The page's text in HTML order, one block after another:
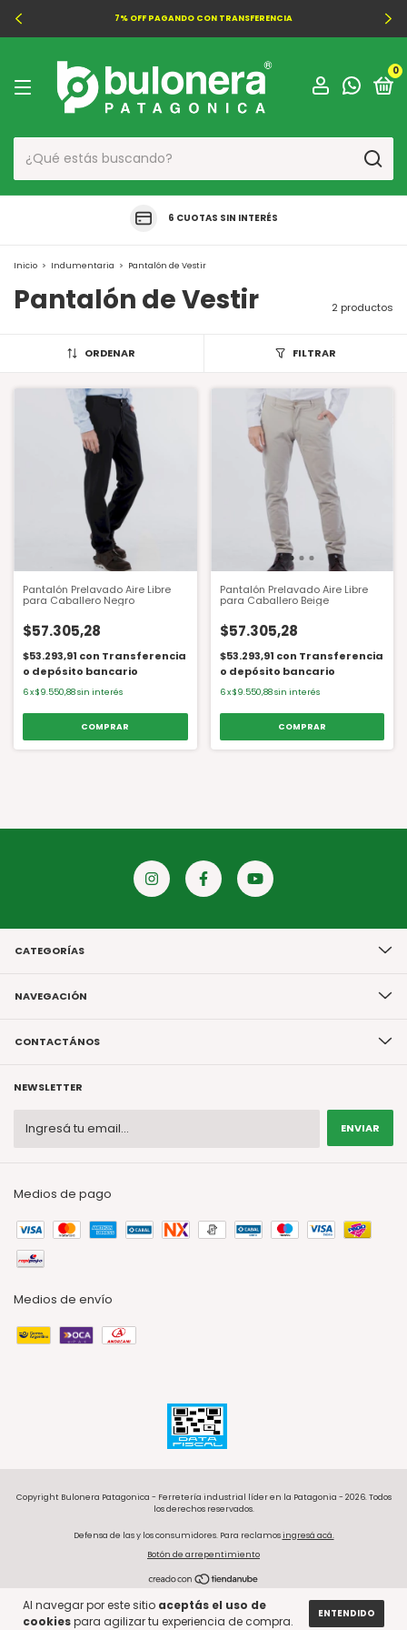
7% OFF PAGANDO CON TRANSFERENCIA
0
6 CUOTAS SIN INTERÉS
Al navegar por este sitio aceptás el uso de
cookiespara agilizar tu experiencia de compra.
ENTENDIDO
Inicio > Indumentaria > Pantalón de Vestir
Pantalón de Vestir 2 productos
ORDENAR FILTRAR
Pantalón Prelavado Aire Libre
para Caballero Negro
$57.305,28
$53.293,91 con Transferencia
o depósito bancario
6x$9.550,88sin interés
COMPRAR
Pantalón Prelavado Aire Libre
para Caballero Beige
$57.305,28
$53.293,91 con Transferencia
o depósito bancario
6 x$9.550,88 sin interés
COMPRAR
CATEGORÍAS
NAVEGACIÓN
CONTACTÁNOS
NEWSLETTER
Medios de pago
Medios de envío
Copyright Bulonera Patagonica - Ferretería industrial líder en la Patagonia - 2026. Todos
los derechos reservados.
Defensa de las y los consumidores. Para reclamos ingresá acá.
Botón de arrepentimiento